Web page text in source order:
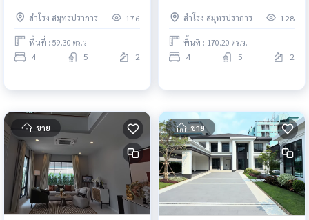
สิทธิ์ก่อน 📲061-6161426 | 065-
4496399 💚 LINE: @wsrcondo
สำโรง สมุทรปราการ 176
พื้นที่ : 59.30 ตร.ว.
4 5 2
1681685 | 065-4496399 | 💚 LINE:
@wsrcondo
สำโรง สมุทรปราการ 128
พื้นที่ : 170.20 ตร.ว.
4 5 2
ขาย ขาย